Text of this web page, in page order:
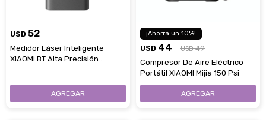
USD 52
Medidor Láser Inteligente
XIAOMI BT Alta Precisión
10
USD 44 USD 49
Compresor De Aire Eléctrico
Portátil XIAOMI Mijia 150 Psi